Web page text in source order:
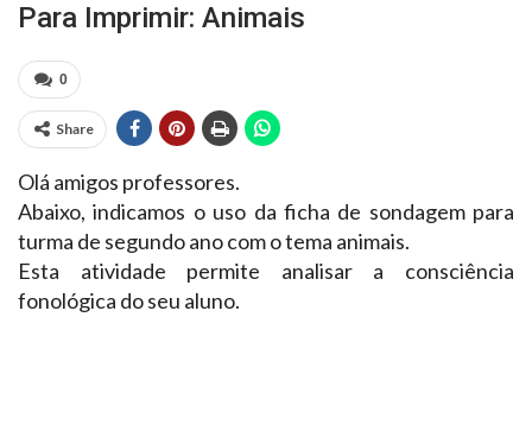
Para Imprimir: Animais
0
Share
Olá amigos professores.
Abaixo, indicamos o uso da ficha de sondagem para
turma de segundo ano com o tema animais.
Esta atividade permite analisar a consciência
fonológica do seu aluno.